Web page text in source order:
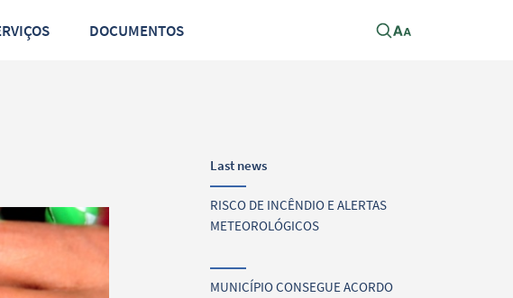
DOCUMENTOS
Last news
RISCO DE INCÊNDIO E ALERTAS
METEOROLÓGICOS
MUNICÍPIO CONSEGUE ACORDO